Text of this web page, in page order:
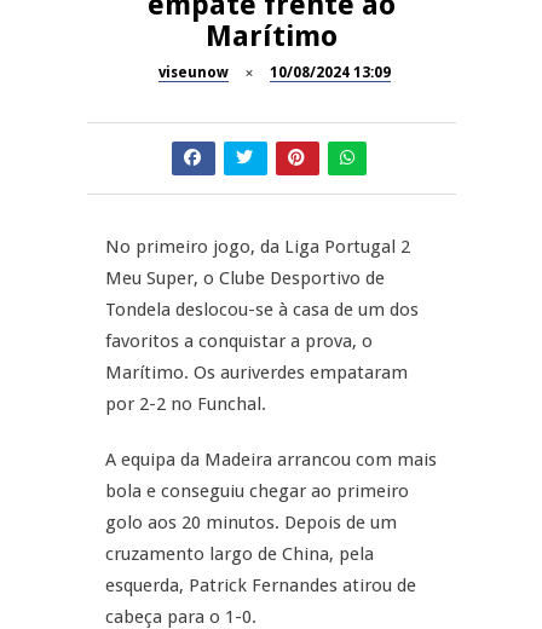
Dia do Foral em São João da
Pesqueira
Summer Fusion em
Sernancelhe
REPORTAGENS
Festas do Concelho de Penalva
MANGUALDE
11º Encontro Gastronómico
Amador de Abrunhosa-a-Velha
Now Opinião – Manuela
Antunes: Problemas nos
Exames Nacionais
Marítimo
viseunow 10/08/2024 13:09
No primeiro jogo, da Liga Portugal 2
Meu Super, o Clube Desportivo de
Tondela deslocou-se à casa de um dos
favoritos a conquistar a prova, o
Marítimo. Os auriverdes empataram
por 2-2 no Funchal.
A equipa da Madeira arrancou com mais
bola e conseguiu chegar ao primeiro
golo aos 20 minutos. Depois de um
cruzamento largo de China, pela
esquerda, Patrick Fernandes atirou de
cabeça para o 1-0.